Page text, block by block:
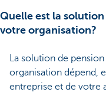
Quelle est la
votre organisation?
La solution de
organisation dépend,
entreprise et de votre